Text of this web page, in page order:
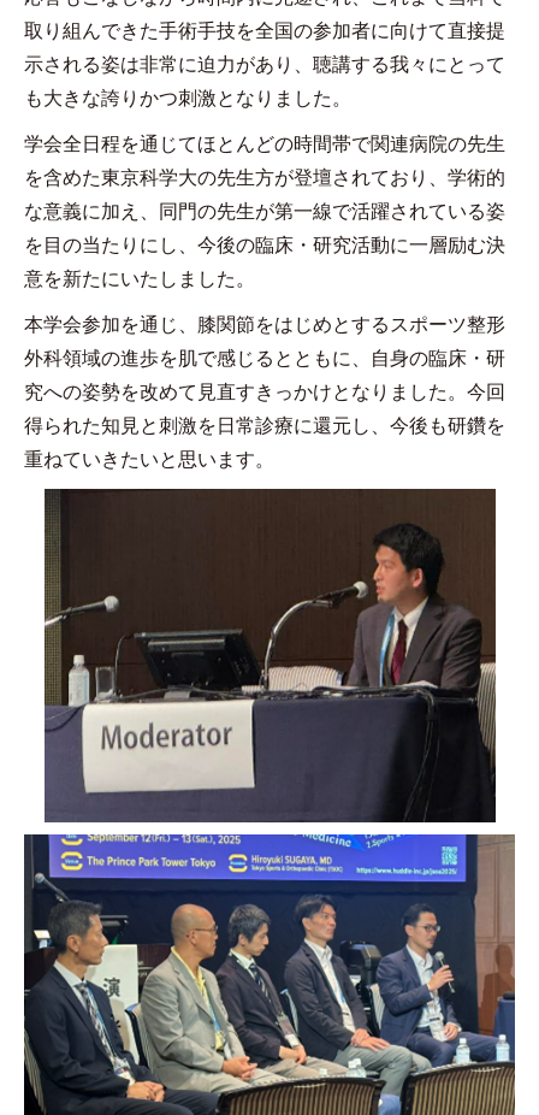
取り組んできた手術手技を全国の参加者に向けて直接提
示される姿は非常に迫力があり、聴講する我々にとって
も大きな誇りかつ刺激となりました。
学会全日程を通じてほとんどの時間帯で関連病院の先生
を含めた東京科学大の先生方が登壇されており、学術的
な意義に加え、同門の先生が第一線で活躍されている姿
を目の当たりにし、今後の臨床・研究活動に一層励む決
意を新たにいたしました。
本学会参加を通じ、膝関節をはじめとするスポーツ整形
外科領域の進歩を肌で感じるとともに、自身の臨床・研
究への姿勢を改めて見直すきっかけとなりました。今回
得られた知見と刺激を日常診療に還元し、今後も研鑽を
重ねていきたいと思います。